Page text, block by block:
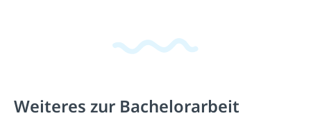
Weiteres zur Bachelorarbeit